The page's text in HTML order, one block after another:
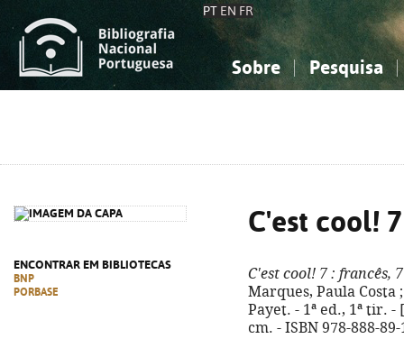
PT EN FR
Sobre Pesquisa
ENCONTRAR EM BIBLIOTECAS
BNP
PORBASE
C'est cool! 7
C'est cool! 7: francês,
Marques, Paula
Payet. - 1ª ed., 1ª tir. -
cm. - ISBN 978-888-